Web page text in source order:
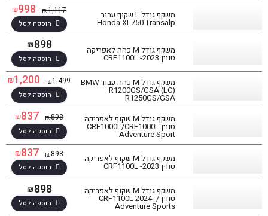
משקף גודל L שקוף עבור
Honda XL750 Transalp
₪1,117
₪998
הוספה לסל
משקף גודל M כהה לאפריקה
טווין CRF1100L -2023
₪898
הוספה לסל
משקף גודל M כהה עבור BMW
R1200GS/GSA (LC)
R1250GS/GSA
₪1,499
₪1,200
הוספה לסל
משקף גודל M שקוף לאפריקה
טווין CRF1000L/CRF1000L
Adventure Sport
₪898
₪837
הוספה לסל
משקף גודל M שקוף לאפריקה
טווין CRF1100L -2023
₪898
₪837
הוספה לסל
משקף גודל M שקוף לאפריקה
טווין CRF1100L 2024- /
Adventure Sports
₪898
הוספה לסל